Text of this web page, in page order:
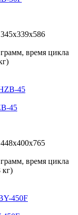
345x339x586
время цикла
45
448x400x765
время цикла
кг)